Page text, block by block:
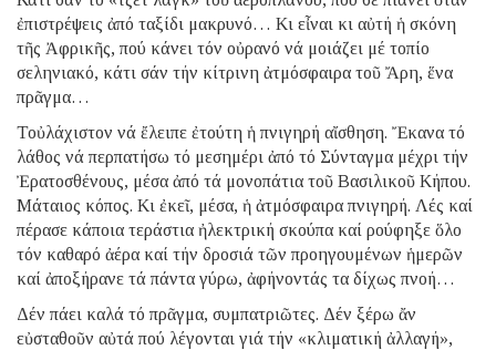
ἐπιστρέψεις ἀπό ταξίδι μακρυνό… Κι εἶναι κι αὐτή ἡ σκόνη
τῆς Ἀφρικῆς, πού κάνει τόν οὐρανό νά μοιάζει μέ τοπίο
σεληνιακό, κάτι σάν τήν κίτρινη ἀτμόσφαιρα τοῦ Ἄρη, ἕνα
πρᾶγμα…
Τοὐλάχιστον νά ἔλειπε ἐτούτη ἡ πνιγηρή αἴσθηση. Ἔκανα τό
λάθος νά περπατήσω τό μεσημέρι ἀπό τό Σύνταγμα μέχρι τήν
Ἐρατοσθένους, μέσα ἀπό τά μονοπάτια τοῦ Βασιλικοῦ Κήπου.
Μάταιος κόπος. Κι ἐκεῖ, μέσα, ἡ ἀτμόσφαιρα πνιγηρή. Λές καί
πέρασε κάποια τεράστια ἠλεκτρική σκούπα καί ρούφηξε ὅλο
τόν καθαρό ἀέρα καί τήν δροσιά τῶν προηγουμένων ἡμερῶν
καί ἀποξήρανε τά πάντα γύρω, ἀφήνοντάς τα δίχως πνοή…
Δέν πάει καλά τό πρᾶγμα, συμπατριῶτες. Δέν ξέρω ἄν
εὐσταθοῦν αὐτά πού λέγονται γιά τήν «κλιματική ἀλλαγή»,